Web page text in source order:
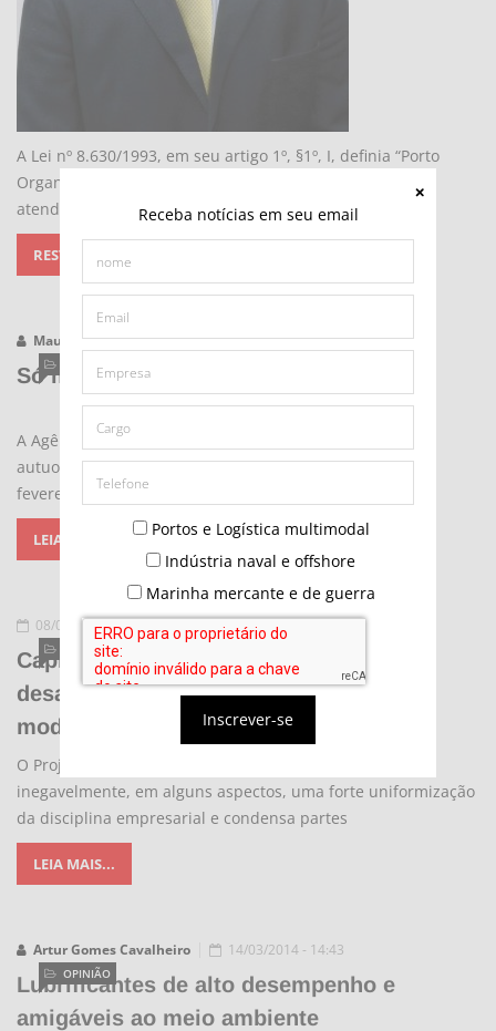
Receba notícias em seu email
Portos e Logística multimodal
Indústria naval e offshore
Marinha mercante e de guerra
Inscrever-se
A Lei nº 8.630/1993, em seu artigo 1º, §1º, I, definia “Porto
Organizado” como aquele construído e aparelhado para
atender às necessidades da
RESTRITO A ASSINANTES
Mauro Lourenço Dias
OPINIÃO
14/04/2014 - 10:52
Só multar pouco adianta
A Agência Nacional de Transportes Aquaviários (Antaq)
autuou 13 operadoras do Porto de Santos, entre 19 de
fevereiro e 21 de março, por
LEIA MAIS...
OPINIÃO
08/04/2014 - 00:51
Capítulo do direito marítimo é um total
desastre e necessita de c um código
moderno
O Projeto do Novo Código Comercial representa,
inegavelmente, em alguns aspectos, uma forte uniformização
da disciplina empresarial e condensa partes
LEIA MAIS...
Artur Gomes Cavalheiro
OPINIÃO
14/03/2014 - 14:43
Lubrificantes de alto desempenho e
amigáveis ao meio ambiente